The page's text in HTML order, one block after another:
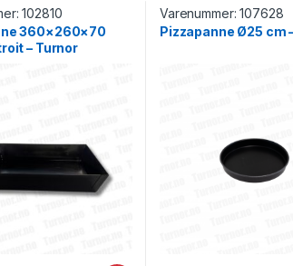
102810
360×260×70
– Turnor
Varenummer:107628
Pizzapanne Ø25 cm